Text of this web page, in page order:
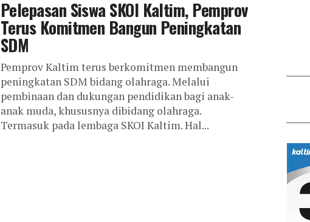
Pelepasan Siswa SKOI Kaltim, Pemprov
Terus Komitmen Bangun Peningkatan
SDM
Pemprov Kaltim terus berkomitmen membangun
peningkatan SDM bidang olahraga. Melalui
pembinaan dan dukungan pendidikan bagi anak-
anak muda, khususnya dibidang olahraga.
Termasuk pada lembaga SKOI Kaltim. Hal...